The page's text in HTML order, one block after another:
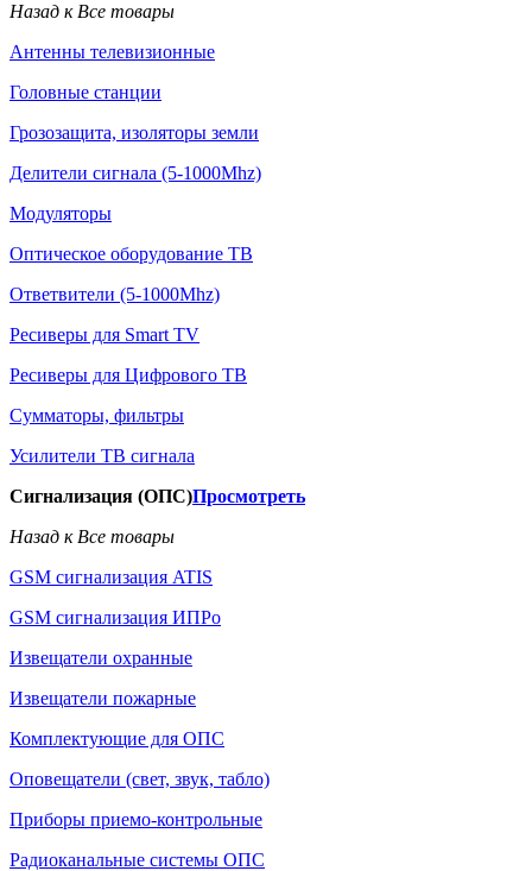
Назад к Все товары
Антенны телевизионные
Головные станции
Грозозащита, изоляторы земли
Делители сигнала (5-1000Mhz)
Модуляторы
Оптическое оборудование ТВ
Ответвители (5-1000Mhz)
Ресиверы для Smart TV
Ресиверы для Цифрового ТВ
Сумматоры, фильтры
Усилители ТВ сигнала
Сигнализация (ОПС)Просмотреть
Назад к Все товары
GSM сигнализация ATIS
GSM сигнализация ИПРо
Извещатели охранные
Извещатели пожарные
Комплектующие для ОПС
Оповещатели (свет, звук, табло)
Приборы приемо-контрольные
Радиоканальные системы ОПС